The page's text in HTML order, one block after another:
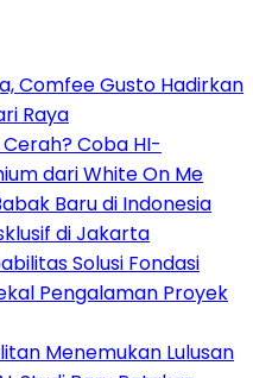
Comfee Gusto Hadirkan
Raya
Coba HI-
dari White On Me
Baru di Indonesia
di Jakarta
Solusi Fondasi
Pengalaman Proyek
Menemukan Lulusan